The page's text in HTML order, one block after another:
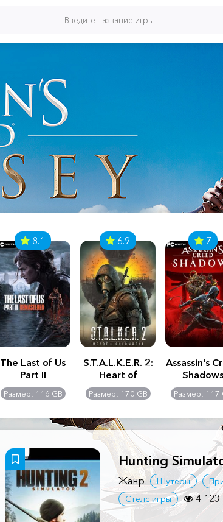
8.1
The Last of Us
Part II
Remastered
Размер: 116 GB
6.9
S.T.A.L.K.E.R. 2:
Heart of
Chernobyl -
Ultimate Edition
Размер: 170 GB
7
Assassin's
Shadows
Размер: 117
Hunting
Жанр: Шутеры
Стелс игры
4 123